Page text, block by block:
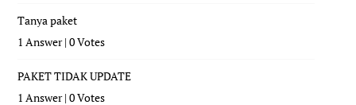
Tanya paket
1 Answer|0 Votes
PAKET TIDAK UPDATE
1 Answer|0 Votes